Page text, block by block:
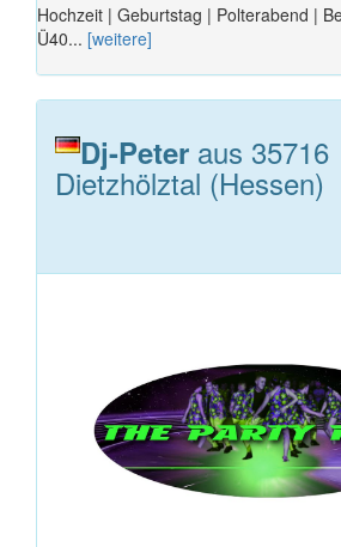
Hochzeit | Geburtstag | Polterabend |
Ü40... [weitere]
Dj-Peter aus 35716
Dietzhölztal (Hessen)